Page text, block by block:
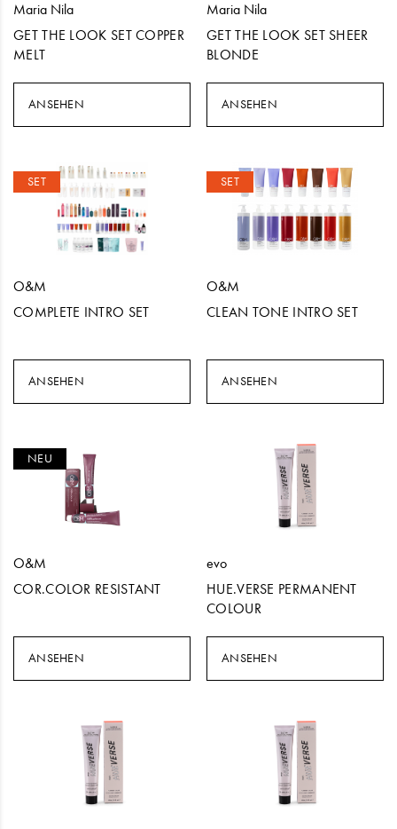
Maria Nila
GET THE LOOK SET COPPER
MELT
ANSEHEN
Maria Nila
GET THE LOOK SET SHEER
BLONDE
ANSEHEN
SET
O&M
COMPLETE INTRO SET
ANSEHEN
SET
O&M
CLEAN TONE INTRO SET
ANSEHEN
NEU
O&M
COR.COLOR RESISTANT
ANSEHEN
evo
HUE.VERSE PERMANENT
COLOUR
ANSEHEN